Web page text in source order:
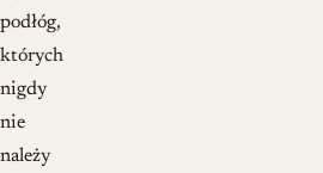
podłóg,
których
nigdy
nie
należy